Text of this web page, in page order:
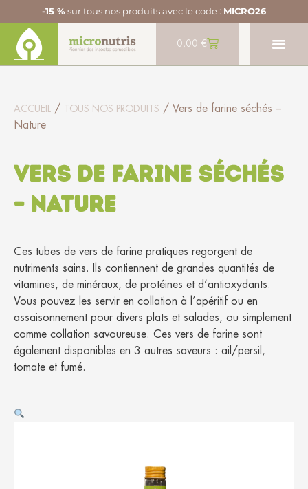
-15 % sur tous nos produits avec le code : MICRO26
0,00 €
ACCUEIL / TOUS NOS PRODUITS / Vers de farine séchés –
Nature
Vers de farine séchés
– Nature
Ces tubes de vers de farine pratiques regorgent de
nutriments sains. Ils contiennent de grandes quantités de
vitamines, de minéraux, de protéines et d’antioxydants.
Vous pouvez les servir en collation à l’apéritif ou en
assaisonnement pour divers plats et salades, ou simplement
comme collation savoureuse. Ces vers de farine sont
également disponibles en 3 autres saveurs : ail/persil,
tomate et fumé.